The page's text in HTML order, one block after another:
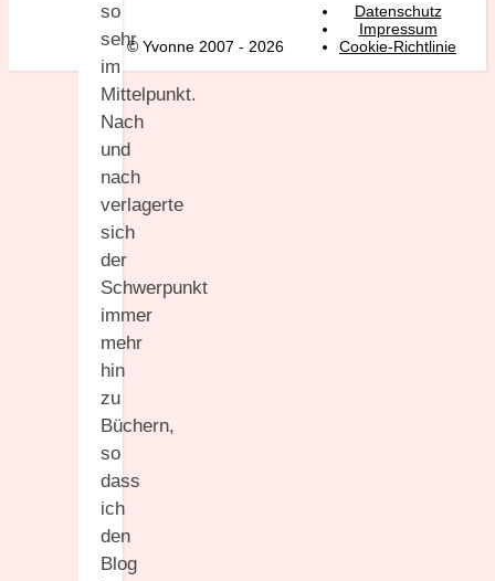
so
sehr
im
Mittelpunkt.
Nach
und
nach
verlagerte
sich
der
Schwerpunkt
immer
mehr
hin
zu
Büchern,
so
dass
ich
den
Blog
© Yvonne 2007 - 2026
Datenschutz
Impressum
Cookie-Richtlinie